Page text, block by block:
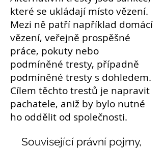
které se ukládají místo vězení.
Mezi ně patří například domácí
vězení, veřejně prospěšné
práce, pokuty nebo
podmíněné tresty, případně
podmíněné tresty s dohledem.
Cílem těchto trestů je napravit
pachatele, aniž by bylo nutné
ho oddělit od společnosti.
Související právní pojmy,